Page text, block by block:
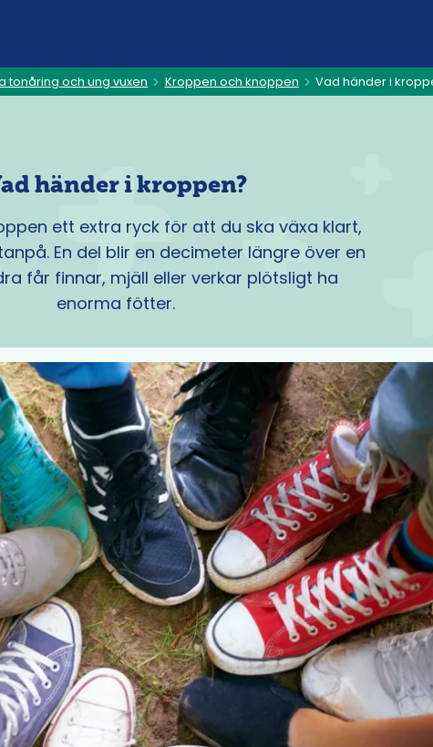
tonåring och ung vuxen Kroppen och knoppen Vad händer i
händer i kroppen?
ett extra ryck för att du ska växa klart,
En del blir en decimeter längre över en
får finnar, mjäll eller verkar plötsligt ha
enorma fötter.